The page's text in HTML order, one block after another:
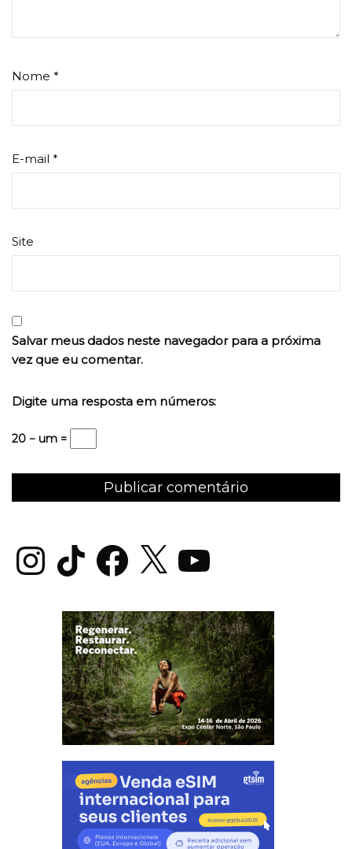
Nome *
E-mail *
Site
Salvar meus dados neste navegador para a próxima
vez que eu comentar.
Digite uma resposta em números:
20 − um =
InstagramTikTok Facebook
X YouTube